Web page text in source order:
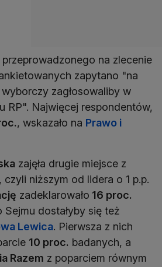
na zlecenie
zapytano "na
zagłosowaliby w
RP". Najwięcej respondentów,
, wskazało na Prawo i
zajęła drugie miejsce z
czyli niższym od lidera o 1 p.p.
zadeklarowało 16 proc.
dostałyby się też
Lewica. Pierwsza z nich
10 proc. badanych, a
Razem z poparciem równym